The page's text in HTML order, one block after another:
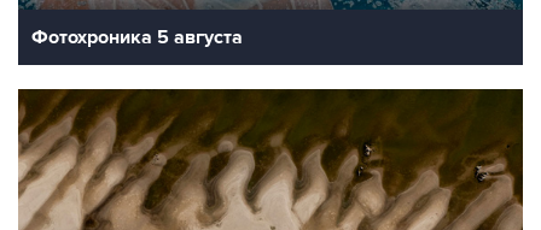
Фотохроника 5 августа